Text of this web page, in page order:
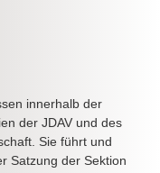
innerhalb der
der JDAV und des
Sie führt und
Satzung der Sektion